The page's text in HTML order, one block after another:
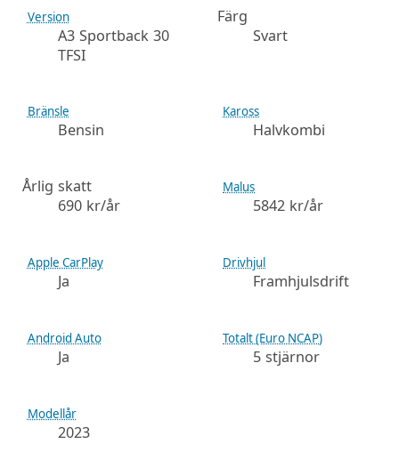
Version
A3 Sportback 30
TFSI
Färg
Svart
Bränsle
Bensin
Kaross
Halvkombi
Årlig skatt
690 kr/år
Malus
5842 kr/år
Apple CarPlay
Ja
Drivhjul
Framhjulsdrift
Android Auto
Ja
Totalt (Euro NCAP)
5 stjärnor
Modellår
2023